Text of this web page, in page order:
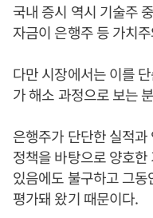
국내 증시 역시 기술주
자금이 은행주 등 가치
다만 시장에서는 이를
가 해소 과정으로 보는
은행주가 단단한 실적
정책을 바탕으로 양호
있음에도 불구하고 그
평가돼 왔기 때문이다.